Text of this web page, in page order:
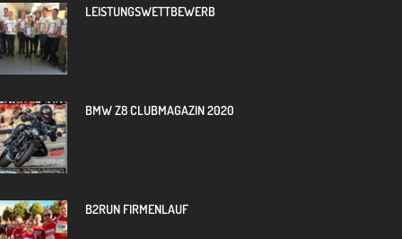
LEISTUNGSWETTBEWERB
BMW Z8 CLUBMAGAZIN 2020
B2RUN FIRMENLAUF